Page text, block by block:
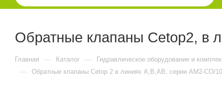
Обратные клапаны Cetop2, в
Главная — Каталог — Гидравлическое оборудование и
— Обратные клапаны Cetop 2 в линиях A,B,AB, серии AM2-СO/10